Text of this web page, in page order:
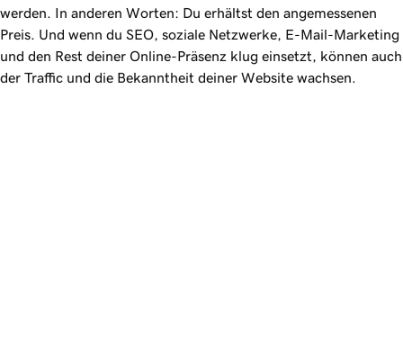
werden. In anderen Worten: Du erhältst den angemessenen
Preis. Und wenn du SEO, soziale Netzwerke, E-Mail-Marketing
und den Rest deiner Online-Präsenz klug einsetzt, können auch
der Traffic und die Bekanntheit deiner Website wachsen.